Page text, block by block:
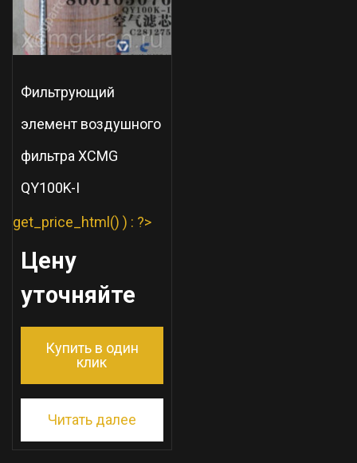
Фильтрующий
элемент воздушного
фильтра XCMG
QY100K-I
get_price_html() ) : ?>
Цену
уточняйте
Купить в один
клик
Читать далее